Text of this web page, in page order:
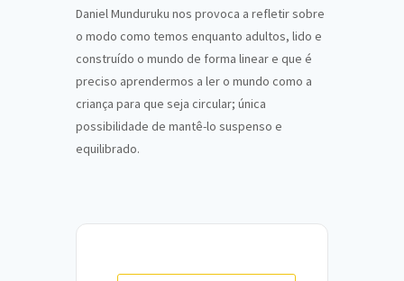
Daniel Munduruku nos provoca a refletir sobre
o modo como temos enquanto adultos, lido e
construído o mundo de forma linear e que é
preciso aprendermos a ler o mundo como a
criança para que seja circular; única
possibilidade de mantê-lo suspenso e
equilibrado.